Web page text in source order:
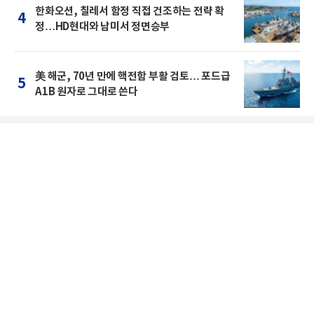
4
한화오션, 칠레서 함정 직접 건조하는 전략 확
정…HD현대와 남미서 정면승부
5
美 해군, 70년 만에 핵전함 부활 검토… 포드급
A1B 원자로 그대로 쓴다